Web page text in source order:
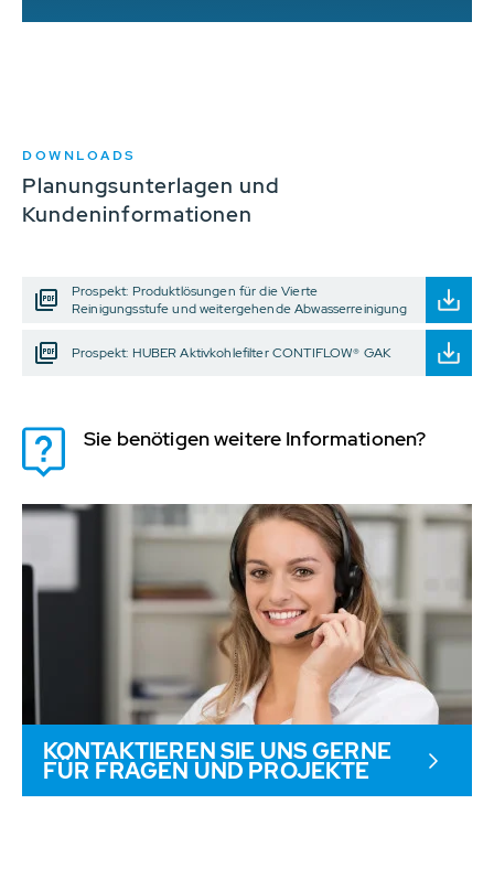
DOWNLOADS
Planungsunterlagen und
Kundeninformationen
Prospekt: Produktlösungen für die Vierte
Reinigungsstufe und weitergehende Abwasserreinigung
Prospekt: HUBER Aktivkohlefilter CONTIFLOW® GAK
Sie benötigen weitere Informationen?
KONTAKTIEREN SIE UNS GERNE
FÜR FRAGEN UND PROJEKTE